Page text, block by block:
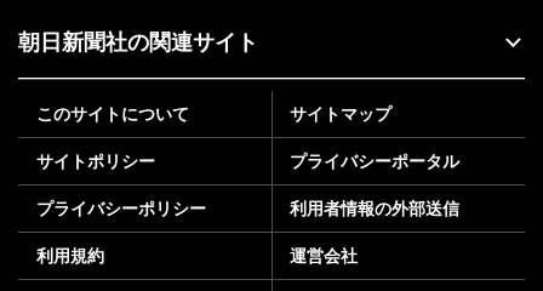
朝日新聞社の関連サイト
このサイトについて サイトマップ
サイトポリシー プライバシーポータル
プライバシーポリシー 利用者情報の外部送信
利用規約 運営会社